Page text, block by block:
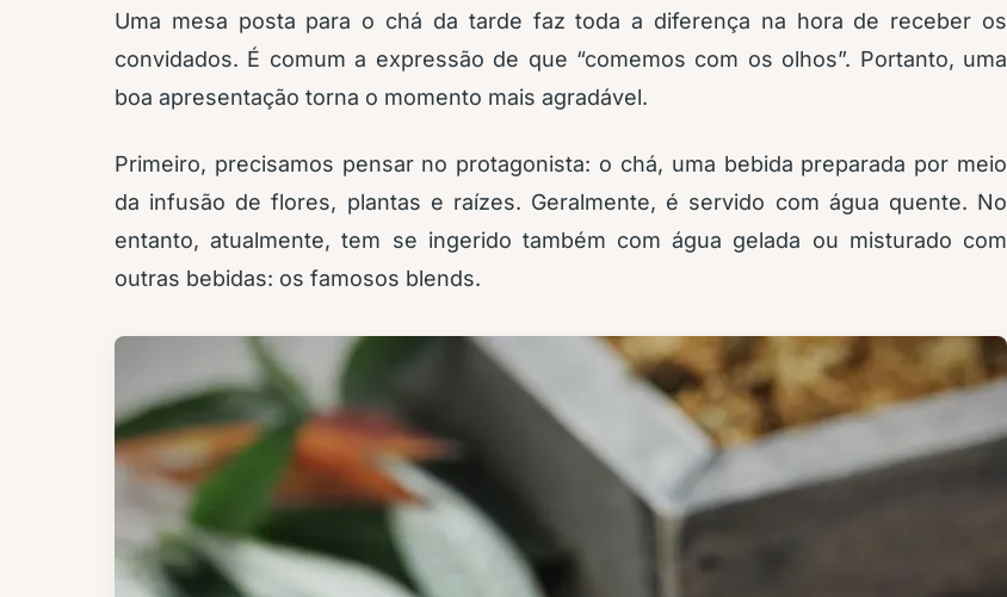
Uma mesa posta para o chá da tarde faz toda a diferença na hora de receber os
convidados. É comum a expressão de que “comemos com os olhos”. Portanto, uma
boa apresentação torna o momento mais agradável.
Primeiro, precisamos pensar no protagonista: o chá, uma bebida preparada por meio
da infusão de flores, plantas e raízes. Geralmente, é servido com água quente. No
entanto, atualmente, tem se ingerido também com água gelada ou misturado com
outras bebidas: os famosos blends.